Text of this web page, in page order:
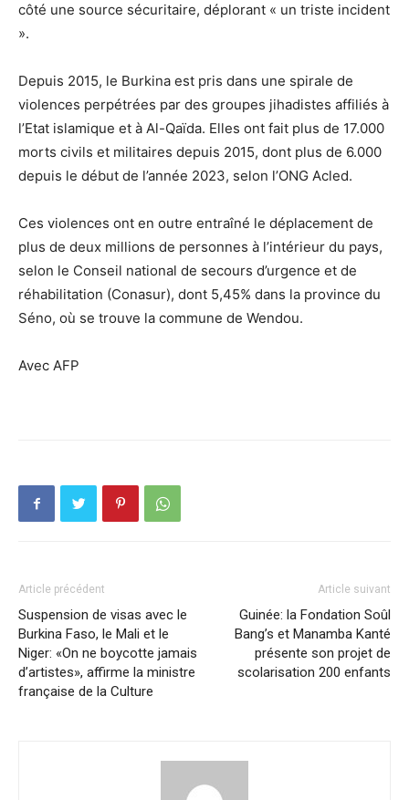
côté une source sécuritaire, déplorant « un triste incident
».
Depuis 2015, le Burkina est pris dans une spirale de
violences perpétrées par des groupes jihadistes affiliés à
l’Etat islamique et à Al-Qaïda. Elles ont fait plus de 17.000
morts civils et militaires depuis 2015, dont plus de 6.000
depuis le début de l’année 2023, selon l’ONG Acled.
Ces violences ont en outre entraîné le déplacement de
plus de deux millions de personnes à l’intérieur du pays,
selon le Conseil national de secours d’urgence et de
réhabilitation (Conasur), dont 5,45% dans la province du
Séno, où se trouve la commune de Wendou.
Avec AFP
Article précédent
Suspension de visas avec le
Burkina Faso, le Mali et le
Niger: «On ne boycotte jamais
d’artistes», affirme la ministre
française de la Culture
Article suivant
Guinée: la Fondation Soûl
Bang’s et Manamba Kanté
présente son projet de
scolarisation 200 enfants